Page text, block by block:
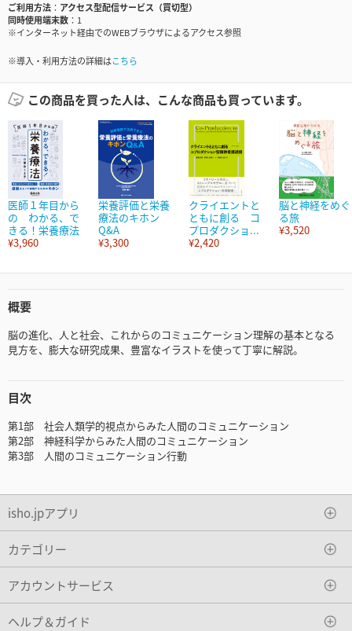
ご利用方法
アクセス型配信サービス（買切型）
同時使用端末数
1
※インターネット経由でのWEBブラウザによるアクセス参照
※導入・利用方法の詳細はこちら
この商品を買った人は、こんな商品も買っています。
医師１年目から
の わかる、で
きる！栄養療法
¥3,960
栄養評価と栄養
療法のキホン
Q&A
¥3,300
クライエントと
ともに創る コ
プロダクショ...
¥2,420
脳と神経をめぐ
る旅
¥3,520
概要
脳の進化、人と社会、これからのコミュニケーション理解の基本となる
見方を、膨大な研究成果、豊富なイラストを使って丁寧に解説。
目次
第1部 社会人類学的視点からみた人間のコミュニケーション
第2部 神経科学からみた人間のコミュニケーション
第3部 人間のコミュニケーション行動
isho.jpアプリ
カテゴリー
アカウントサービス
ヘルプ＆ガイド